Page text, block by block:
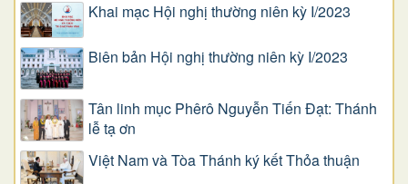
Khai mạc Hội nghị thường niên kỳ I/2023
Biên bản Hội nghị thường niên kỳ I/2023
Tân linh mục Phêrô Nguyễn Tiến Đạt: Thánh
lễ tạ ơn
Việt Nam và Tòa Thánh ký kết Thỏa thuận